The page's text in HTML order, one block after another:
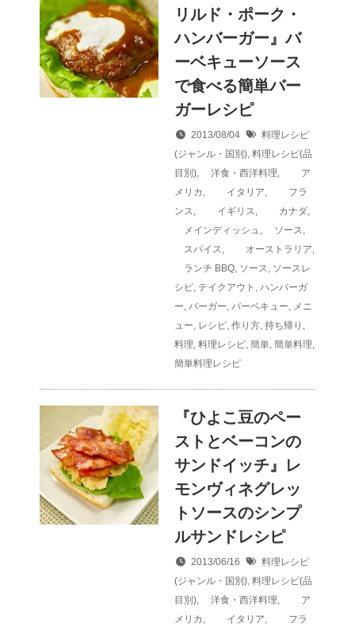
リルド・ポーク・
ハンバーガー』バ
ーベキューソース
で食べる簡単バー
ガーレシピ
2013/08/04
料理レシピ
(ジャンル・国別), 料理レシピ(品
目別), 洋食・西洋料理,
ア
メリカ , イタリア,
フラ
ンス, イギリス, カナダ,
メインディッシュ , ソース,
スパイス, オーストラリア,
ランチ BBQ, ソース, ソースレ
シピ, テイクアウト , ハンバーガ
ー, バーガー, バーベキュー, メニ
ュー, レシピ, 作り方, 持ち帰り ,
料理, 料理レシピ, 簡単, 簡単料理,
簡単料理レシピ
『ひよこ豆のペー
ストとベーコンの
サンドイッチ』レ
モンヴィネグレッ
トソースのシンプ
ルサンドレシピ
2013/06/16
料理レシピ
(ジャンル・国別), 料理レシピ(品
目別), 洋食・西洋料理,
ア
メリカ , イタリア, フラ